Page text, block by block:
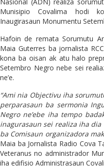
Munisipio Covalima hodi
Inaugirasaun Monumentu
Hafoin de remata Sorumutu
Maia Guterres ba jornalista
kona ba oisan ak atu halo
Setembro Negro nebe sei
ne’e.
“Ami nia Objectivu iha
perparasaun ba sermonia
Negro ne’ebe iha tempo
inagurasaun sei realiza iha
ba Comisaun organizadora
Maia ba Jornalista Radio Cova
Veteranus no administrador
iha edifisio Administrasaun